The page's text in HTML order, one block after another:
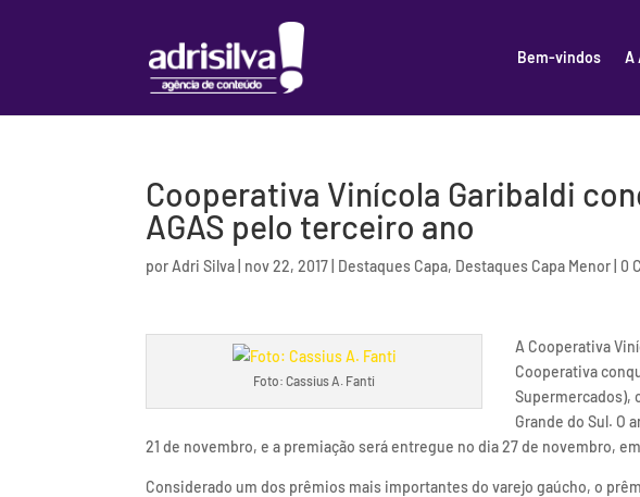
Bem-vindos A
Cooperativa Vinícola Garibaldi
AGAS pelo terceiro ano
porAdri Silva nov 22, 2017 Destaques Capa, Destaques Capa Menor 0
Foto: Cassius A. Fanti
A Cooperativa
Cooperativa
Supermercados),
Grande do Sul. O
21 de novembro, e a premiação será entregue no dia 27 de novembro,
Considerado um dos prêmios mais importantes do varejo gaúcho, o